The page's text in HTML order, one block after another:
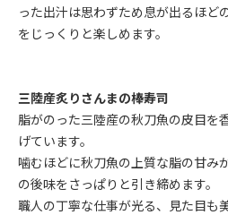
った出汁は思わずため息が出るほど
をじっくりと楽しめます。
三陸産炙りさんまの棒寿司
脂がのった三陸産の秋刀魚の皮目を
げています。
噛むほどに秋刀魚の上質な脂の甘み
の後味をさっぱりと引き締めます。
職人の丁寧な仕事が光る、見た目も